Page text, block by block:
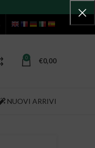
0 €0,00
NUOVI ARRIVI